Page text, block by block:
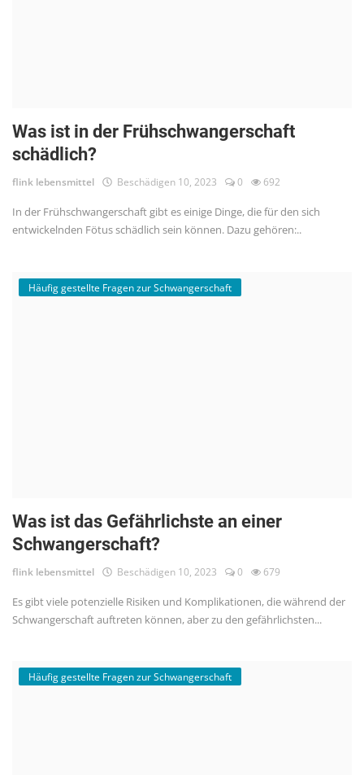
Was ist in der Frühschwangerschaft
schädlich?
flink lebensmittel Beschädigen 10, 2023 0 692
In der Frühschwangerschaft gibt es einige Dinge, die für den sich
entwickelnden Fötus schädlich sein können. Dazu gehören:..
Häufig gestellte Fragen zur Schwangerschaft
Was ist das Gefährlichste an einer
Schwangerschaft?
flink lebensmittel Beschädigen 10, 2023 0 679
Es gibt viele potenzielle Risiken und Komplikationen, die während der
Schwangerschaft auftreten können, aber zu den gefährlichsten...
Häufig gestellte Fragen zur Schwangerschaft